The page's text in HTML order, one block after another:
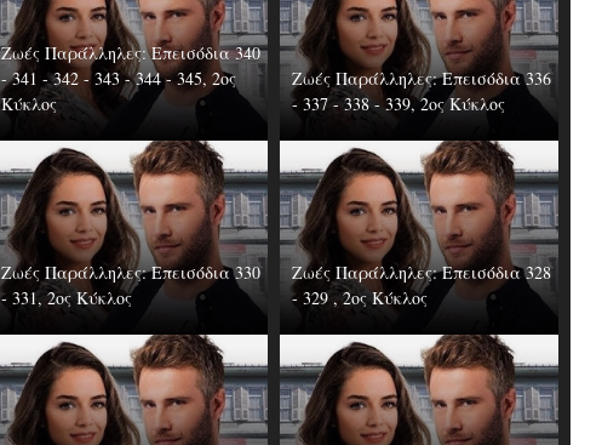
Ζωές Παράλληλες: Επεισόδια 340
- 341 - 342 - 343 - 344 - 345, 2ος
Κύκλος
Ζωές Παράλληλες: Επεισόδια 336
- 337 - 338 - 339, 2ος Κύκλος
Ζωές Παράλληλες: Επεισόδια 330
- 331, 2ος Κύκλος
Ζωές Παράλληλες: Επεισόδια 328
- 329 , 2ος Κύκλος